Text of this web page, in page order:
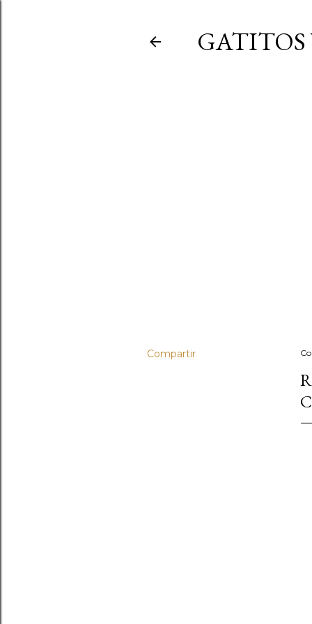
GATITOS
Compartir